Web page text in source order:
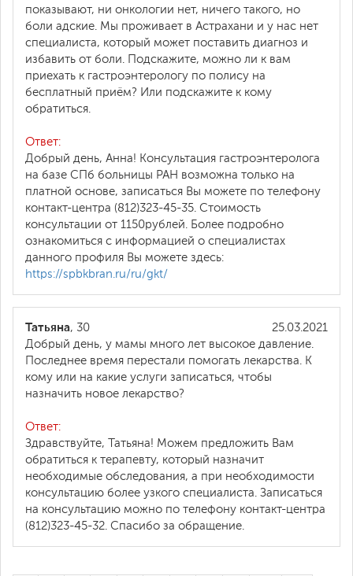
показывают, ни онкологии нет, ничего такого, но
боли адские. Мы проживает в Астрахани и у нас нет
специалиста, который может поставить диагноз и
избавить от боли. Подскажите, можно ли к вам
приехать к гастроэнтерологу по полису на
бесплатный приём? Или подскажите к кому
обратиться.
Ответ:
Добрый день, Анна! Консультация гастроэнтеролога
на базе СПб больницы РАН возможна только на
платной основе, записаться Вы можете по телефону
контакт-центра (812)323-45-35. Стоимость
консультации от 1150рублей. Более подробно
ознакомиться с информацией о специалистах
данного профиля Вы можете здесь:
https://spbkbran.ru/ru/gkt/
25.03.2021
Татьяна, 30
Добрый день, у мамы много лет высокое давление.
Последнее время перестали помогать лекарства. К
кому или на какие услуги записаться, чтобы
назначить новое лекарство?
Ответ:
Здравствуйте, Татьяна! Можем предложить Вам
обратиться к терапевту, который назначит
необходимые обследования, а при необходимости
консультацию более узкого специалиста. Записаться
на консультацию можно по телефону контакт-центра
(812)323-45-32. Спасибо за обращение.